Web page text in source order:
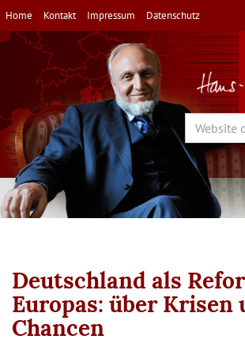
Direkt
zum
Inhalt
Home Kontakt Impressum Datenschutz
Search
Deutschland als
Europas: über Krisen
Chancen